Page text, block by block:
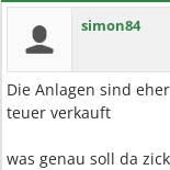
simon84
Die Anlagen sind
teuer verkauft
was genau soll da